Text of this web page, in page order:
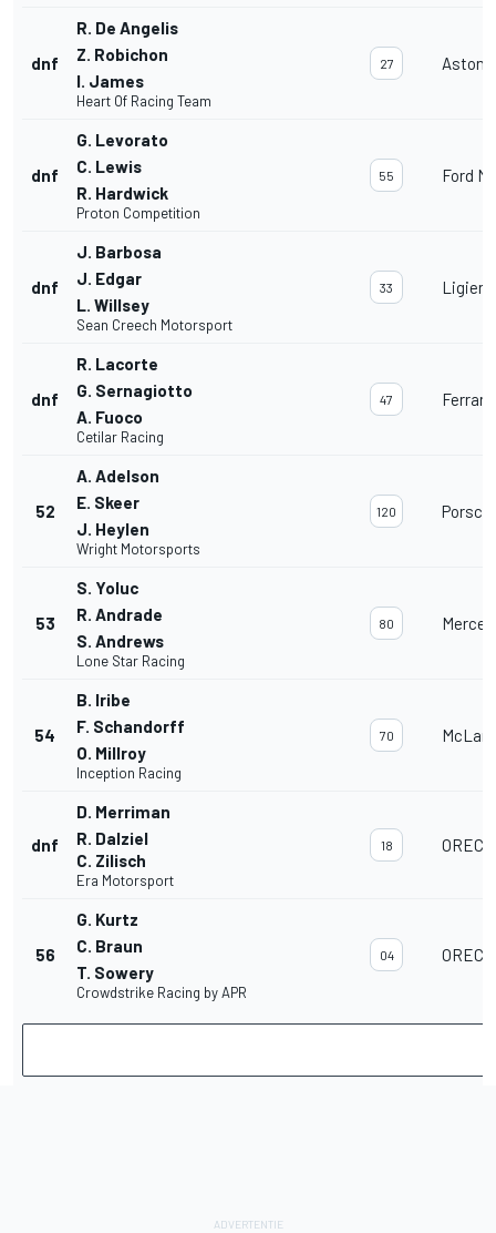
dnf
R. De Angelis
Z. Robichon
I. James
Heart Of Racing Team
27 Aston
dnf
G. Levorato
C. Lewis
R. Hardwick
Proton Competition
55 Ford
dnf
J. Barbosa
J. Edgar
L. Willsey
Sean Creech Motorsport
33 Ligier
dnf
R. Lacorte
G. Sernagiotto
A. Fuoco
Cetilar Racing
47 Ferrari
52
A. Adelson
E. Skeer
J. Heylen
Wright Motorsports
120
53
S. Yoluc
R. Andrade
S. Andrews
Lone Star Racing
80
54
B. Iribe
F. Schandorff
O. Millroy
Inception Racing
70
dnf
D. Merriman
R. Dalziel
C. Zilisch
Era Motorsport
18
56
G. Kurtz
C. Braun
T. Sowery
Crowdstrike Racing by APR
04